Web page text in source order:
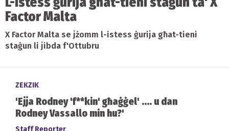
Factor Malta
X Factor Malta se jżomm l-istess ġurija għat-tieni
staġun li jibda f'Ottubru
ZEKZIK
'Ejja Rodney 'f**kin' għaġġel' .... u dan
Rodney Vassallo min hu?'